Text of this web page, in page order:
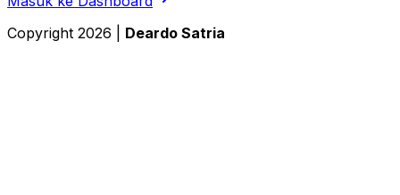
Copyright 2026 Deardo Satria